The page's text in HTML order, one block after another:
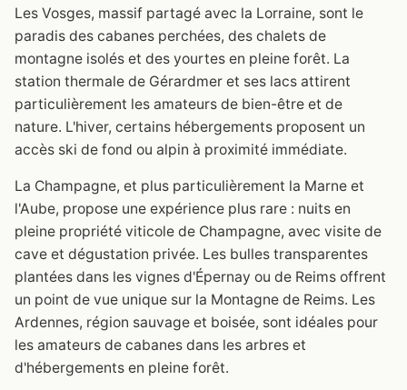
Les Vosges, massif partagé avec la Lorraine, sont le
paradis des cabanes perchées, des chalets de
montagne isolés et des yourtes en pleine forêt. La
station thermale de Gérardmer et ses lacs attirent
particulièrement les amateurs de bien-être et de
nature. L'hiver, certains hébergements proposent un
accès ski de fond ou alpin à proximité immédiate.
La Champagne, et plus particulièrement la Marne et
l'Aube, propose une expérience plus rare : nuits en
pleine propriété viticole de Champagne, avec visite de
cave et dégustation privée. Les bulles transparentes
plantées dans les vignes d'Épernay ou de Reims offrent
un point de vue unique sur la Montagne de Reims. Les
Ardennes, région sauvage et boisée, sont idéales pour
les amateurs de cabanes dans les arbres et
d'hébergements en pleine forêt.